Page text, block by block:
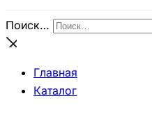
Поиск…
Главная
Каталог